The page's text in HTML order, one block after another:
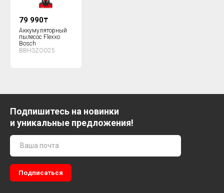
79 990₸
Аккумуляторный
пылесос Flexxo
Bosch
BBH3ZOO25
Подпишитесь на новинки
и уникальные предложения!